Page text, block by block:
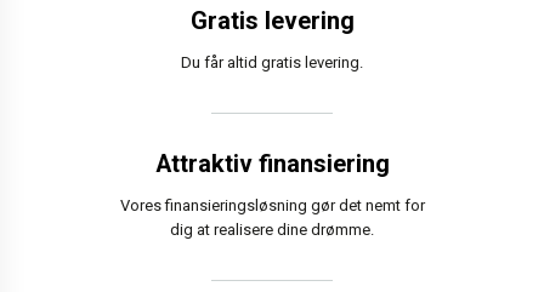
Gratis levering
Du får altid gratis levering.
Attraktiv finansiering
Vores finansieringsløsning gør det nemt for
dig at realisere dine drømme.